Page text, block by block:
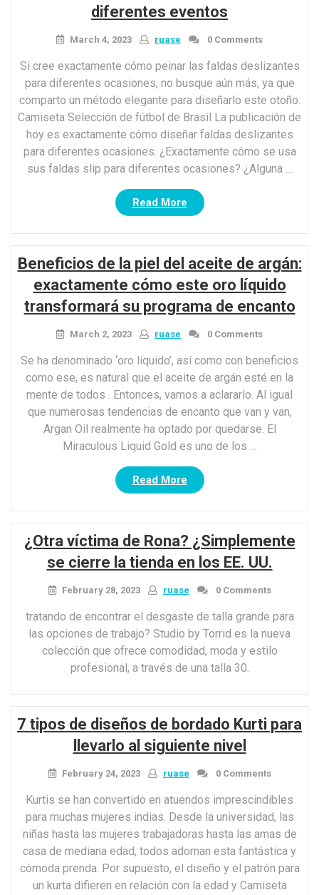
a
todas
las
de
moda
aman
mejor
ahora”
diferentes eventos
March 4, 2023 ruase 0 Comments
Si cree exactamente cómo peinar las faldas deslizantes
para diferentes ocasiones, no busque aún más, ya que
comparto un método elegante para diseñarlo este otoño.
Camiseta Selección de fútbol de Brasil La publicación de
hoy es exactamente cómo diseñar faldas deslizantes
para diferentes ocasiones. ¿Exactamente cómo se usa
sus faldas slip para diferentes ocasiones? ¿Alguna …
Read More“Cómo
diseñar
faldas
deslizantes
para
diferentes
eventos”
Beneficios de la piel del aceite de argán:
exactamente cómo este oro líquido
transformará su programa de encanto
March 2, 2023 ruase 0 Comments
Se ha denominado ‘oro líquido’, así como con beneficios
como ese, es natural que el aceite de argán esté en la
mente de todos . Entonces, vamos a aclararlo. Al igual
que numerosas tendencias de encanto que van y van,
Argan Oil realmente ha optado por quedarse. El
Miraculous Liquid Gold es uno de los …
Read More“Beneficios
de
la
piel
del
aceite
de
argán:
cómo
este
oro
líquido
su
programa
de
encanto”
¿Otra víctima de Rona? ¿Simplemente
se cierre la tienda en los EE. UU.
February 28, 2023 ruase 0 Comments
tratando de encontrar el desgaste de talla grande para
las opciones de trabajo? Studio by Torrid es la nueva
colección que ofrece comodidad, moda y estilo
profesional, a través de una talla 30.
7 tipos de diseños de bordado Kurti para
llevarlo al siguiente nivel
February 24, 2023 ruase 0 Comments
Kurtis se han convertido en atuendos imprescindibles
para muchas mujeres indias. Desde la universidad, las
niñas hasta las mujeres trabajadoras hasta las amas de
casa de mediana edad, todos adornan esta fantástica y
cómoda prenda. Por supuesto, el diseño y el patrón para
un kurta difieren en relación con la edad y Camiseta